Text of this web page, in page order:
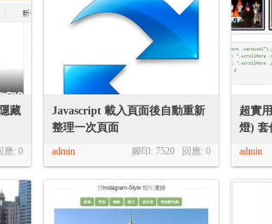
藏
應: 0
Javascript 載入頁面後自動重新
整理一次頁面
腳印: 7520 回應: 0
admin
超實
燈) 套
admin